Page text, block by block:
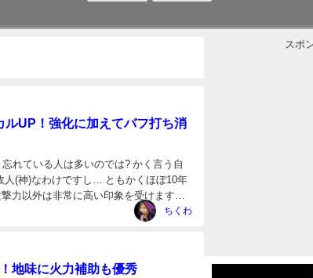
UP！強化に加えてバフ打ち消
れている人は多いのでは? かく言う自
人(神)なわけですし… ともかくほぼ10年
力以外は非常に高い印象を受けます。
ちくわ
地味に火力補助も優秀
スポ